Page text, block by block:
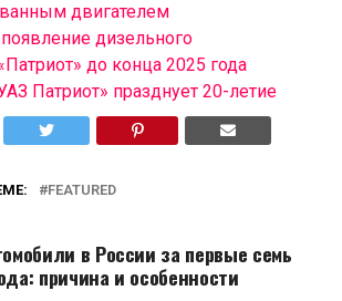
двигателем
дизельного
до конца 2025 года
Патриот» празднует 20-летие
FEATURED
в России за первые семь
причина и особенности